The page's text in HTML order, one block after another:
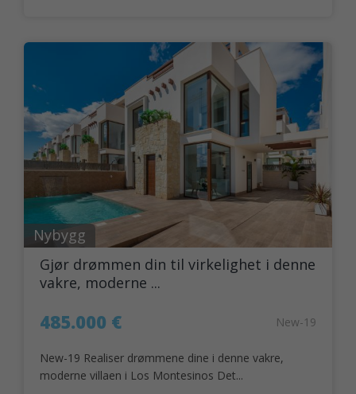
Nybygg
Gjør drømmen din til virkelighet i denne
vakre, moderne ...
485.000 € New-19
New-19 Realiser drømmene dine i denne vakre,
moderne villaen i Los Montesinos Det...